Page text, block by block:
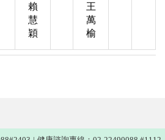
賴
慧
穎
王
萬
榆